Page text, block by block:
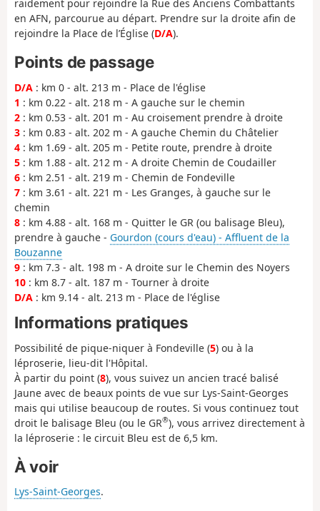
raidement pour rejoindre la Rue des Anciens Combattants
en AFN, parcourue au départ. Prendre sur la droite afin de
rejoindre la Place de l’Église (D/A).
Points de passage
D/A : km 0 - alt. 213 m - Place de l'église
1 : km 0.22 - alt. 218 m - A gauche sur le chemin
2 : km 0.53 - alt. 201 m - Au croisement prendre à droite
3 : km 0.83 - alt. 202 m - A gauche Chemin du Châtelier
4 : km 1.69 - alt. 205 m - Petite route, prendre à droite
5 : km 1.88 - alt. 212 m - A droite Chemin de Coudailler
6 : km 2.51 - alt. 219 m - Chemin de Fondeville
7 : km 3.61 - alt. 221 m - Les Granges, à gauche sur le
chemin
8 : km 4.88 - alt. 168 m - Quitter le GR (ou balisage Bleu),
prendre à gauche - Gourdon (cours d'eau) - Affluent de la
Bouzanne
9 : km 7.3 - alt. 198 m - A droite sur le Chemin des Noyers
10 : km 8.7 - alt. 187 m - Tourner à droite
D/A : km 9.14 - alt. 213 m - Place de l'église
Informations pratiques
Possibilité de pique-niquer à Fondeville (5) ou à la
léproserie, lieu-dit l'Hôpital.
À partir du point (8), vous suivez un ancien tracé balisé
Jaune avec de beaux points de vue sur Lys-Saint-Georges
mais qui utilise beaucoup de routes. Si vous continuez tout
droit le balisage Bleu (ou le GR®), vous arrivez directement à
la léproserie : le circuit Bleu est de 6,5 km.
À voir
Lys-Saint-Georges.